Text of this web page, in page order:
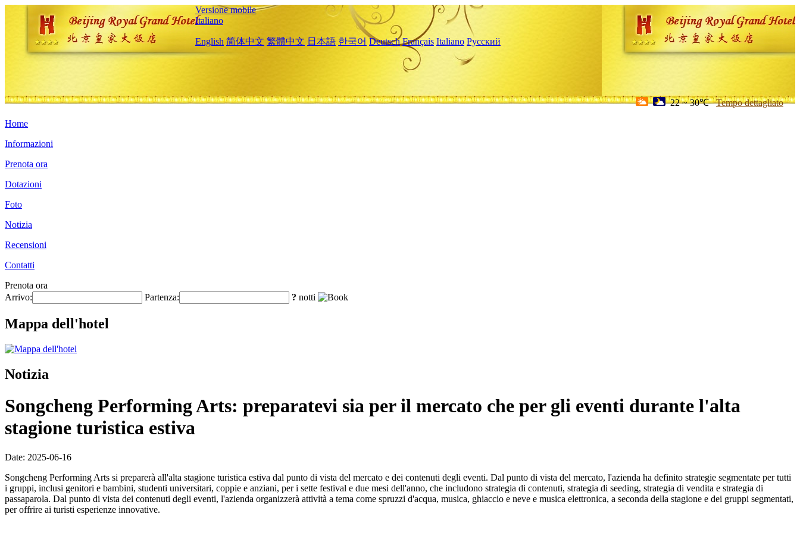
Versione mobile
Italiano
English 简体中文 繁體中文 日本語 한국어 Deutsch Français Italiano Русский
22 ~ 30℃ Tempo dettagliato
Home
Informazioni
Prenota ora
Dotazioni
Foto
Notizia
Recensioni
Contatti
Prenota ora
Arrivo:
Partenza: ? notti
Mappa dell'hotel
Notizia
Songcheng Performing Arts: preparatevi sia per il mercato che per gli eventi durante l'alta
stagione turistica estiva
Date: 2025-06-16
Songcheng Performing Arts si preparerà all'alta stagione turistica estiva dal punto di vista del mercato e dei contenuti degli eventi. Dal punto di vista del mercato, l'azienda ha definito strategie segmentate per tutti
i gruppi, inclusi genitori e bambini, studenti universitari, coppie e anziani, per i sette festival e due mesi dell'anno, che includono strategia di contenuti, strategia di seeding, strategia di vendita e strategia di
passaparola. Dal punto di vista dei contenuti degli eventi, l'azienda organizzerà attività a tema come spruzzi d'acqua, musica, ghiaccio e neve e musica elettronica, a seconda della stagione e dei gruppi segmentati,
per offrire ai turisti esperienze innovative.